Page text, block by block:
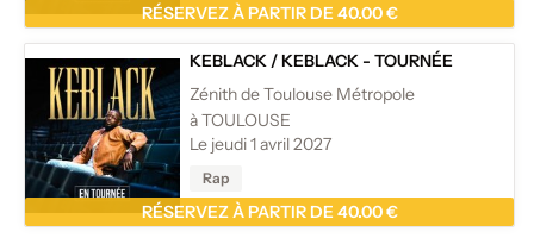
RÉSERVEZ À PARTIR DE 40.00 €
KEBLACK /KEBLACK - TOURNÉE
Zénith de Toulouse Métropole
à TOULOUSE
Le jeudi 1 avril 2027
Rap
RÉSERVEZ À PARTIR DE 40.00 €